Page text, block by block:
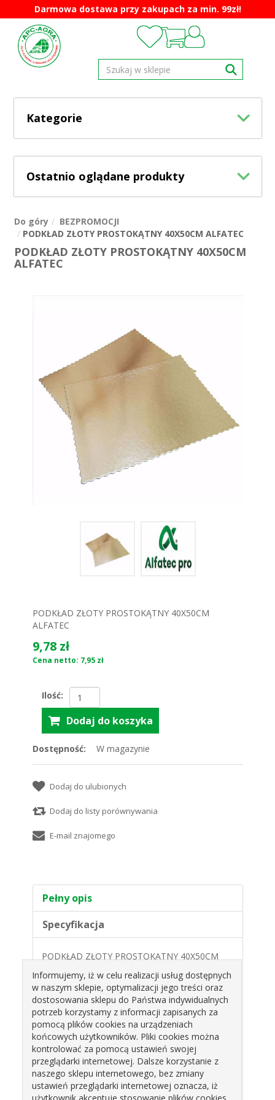
Darmowa dostawa przy zakupach za min. 99zł!
Kategorie
Ostatnio oglądane produkty
Do góry
BEZPROMOCJI
PODKŁAD ZŁOTY PROSTOKĄTNY 40X50CM ALFATEC
PODKŁAD ZŁOTY PROSTOKĄTNY 40X50CM
ALFATEC
PODKŁAD ZŁOTY PROSTOKĄTNY 40X50CM
ALFATEC
9,78 zł
Cena netto: 7,95 zł
Ilość:
Dostępność: W magazynie
Pełny opis
Specyfikacja
PODKŁAD ZŁOTY PROSTOKĄTNY 40X50CM
Prostokątny podkład tortowy z falowanym
brzegiem .
Wykonany ze sztywnej tektury pokrytej złotym
laminatem.
Idealny do przenoszenia oraz ekspozycji tortów,
ciast i ciasteczek.
Opakowanie : 25szt.
Informujemy, iż w celu realizacji usług dostępnych
w naszym sklepie, optymalizacji jego treści oraz
dostosowania sklepu do Państwa indywidualnych
potrzeb korzystamy z informacji zapisanych za
pomocą plików cookies na urządzeniach
końcowych użytkowników. Pliki cookies można
kontrolować za pomocą ustawień swojej
przeglądarki internetowej. Dalsze korzystanie z
naszego sklepu internetowego, bez zmiany
ustawień przeglądarki internetowej oznacza, iż
użytkownik akceptuje stosowanie plików cookies.